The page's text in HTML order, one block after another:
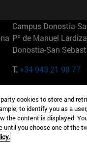
Campus Donostia-
Pº de Manuel
Donostia-San
T.+34 943 21 98 77
165 W 57th St
EE.UU
T.+1 646 346 8850
cookies to store and
to identify you as a
the content is displayed.
you choose one of the